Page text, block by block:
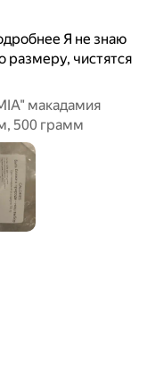
Я не знаю
размеру, чистятся
макадамия
500 грамм